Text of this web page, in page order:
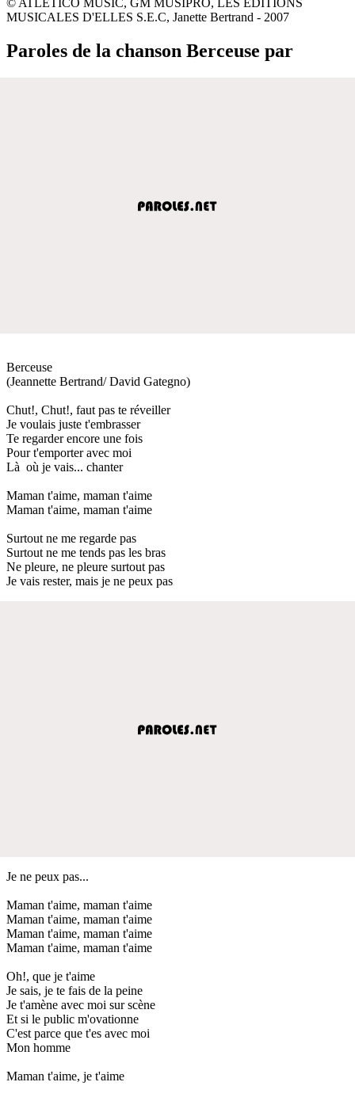
MUSICALES D'ELLES S.E.C, Janette Bertrand - 2007
Paroles de la chanson Berceuse par
Berceuse
(Jeannette Bertrand/ David Gategno)
Chut!, Chut!, faut pas te réveiller
Je voulais juste t'embrasser
Te regarder encore une fois
Pour t'emporter avec moi
Là où je vais... chanter
Maman t'aime, maman t'aime
Maman t'aime, maman t'aime
Surtout ne me regarde pas
Surtout ne me tends pas les bras
Ne pleure, ne pleure surtout pas
Je vais rester, mais je ne peux pas
Je ne peux pas...
Maman t'aime, maman t'aime
Maman t'aime, maman t'aime
Maman t'aime, maman t'aime
Maman t'aime, maman t'aime
Oh!, que je t'aime
Je sais, je te fais de la peine
Je t'amène avec moi sur scène
Et si le public m'ovationne
C'est parce que t'es avec moi
Mon homme
Maman t'aime, je t'aime